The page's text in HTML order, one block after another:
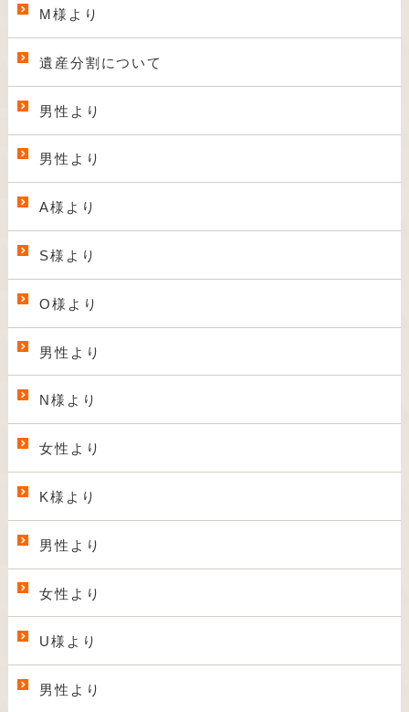
M様より
遺産分割について
男性より
男性より
A様より
S様より
O様より
男性より
N様より
女性より
K様より
男性より
女性より
U様より
男性より